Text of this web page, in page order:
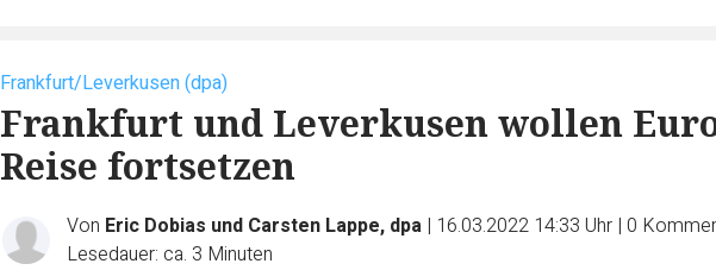
Frankfurt/Leverkusen (dpa)
Frankfurt und Leverkusen wollen
Reise fortsetzen
Von Eric Dobias und Carsten Lappe, dpa | 16.03.2022 14:33 Uhr | 0
Lesedauer: ca. 3 Minuten